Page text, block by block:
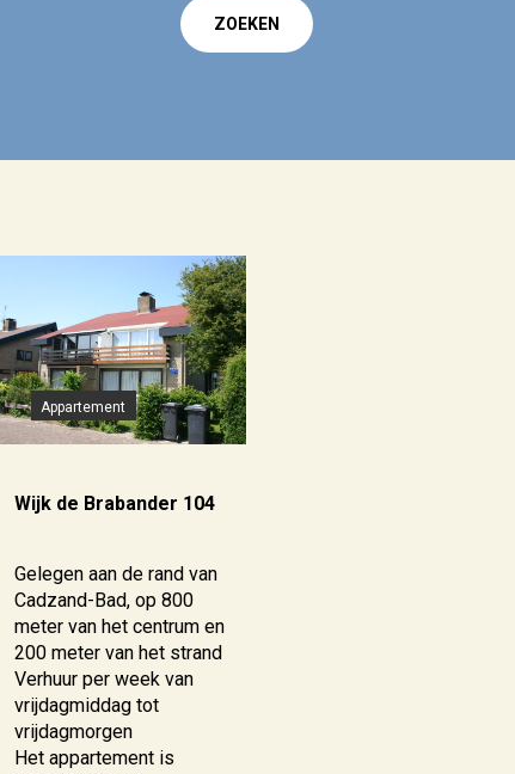
Appartement
Wijk de Brabander 104
Gelegen aan de rand van
Cadzand-Bad, op 800
meter van het centrum en
200 meter van het strand
Verhuur per week van
vrijdagmiddag tot
vrijdagmorgen
Het appartement is